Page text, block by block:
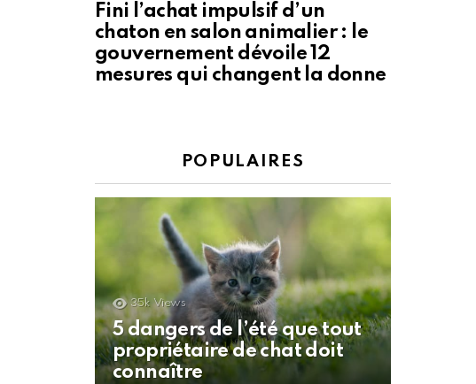
Fini l’achat impulsif d’un
chaton en salon animalier : le
gouvernement dévoile 12
mesures qui changent la donne
POPULAIRES
35k Views
5 dangers de l’été que tout
propriétaire de chat doit
connaître